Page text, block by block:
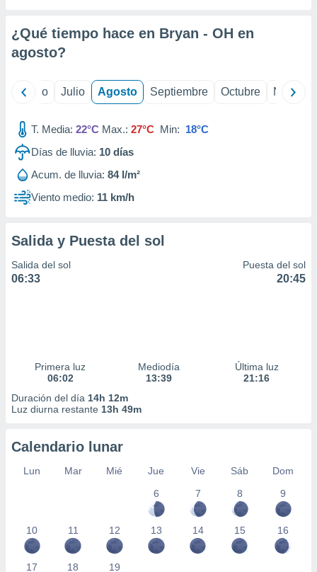
e
mediante
publicidad
publicidad
de
1199
¿Qué tiempo hace en Bryan - OH en
agosto?
Junio Julio Agosto Septiembre Octubre
T. Media: 22°C Max.: 27°C Min: 18°C
Días de lluvia: 10 días
Acum. de lluvia: 84 l/m²
Viento medio: 11 km/h
Salida y Puesta del sol
Salida del sol
06:33
Puesta del sol
20:45
Primera luz
06:02
Mediodía
13:39
Última luz
21:16
Duración del día 14h 12m
Luz diurna restante 13h 49m
Calendario lunar
Lun Mar Mié Jue Vie Sáb
Dom
6
7 8 9
10 11 12 13 14 15 16
17 18 19